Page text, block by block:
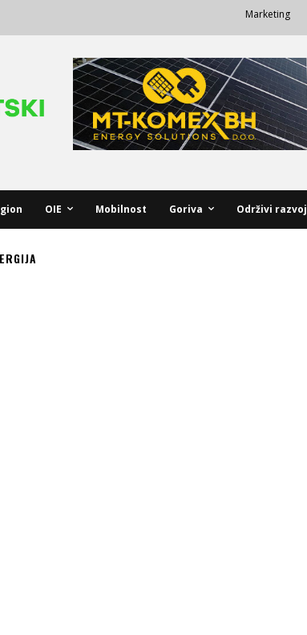
Marketing
OIE Mobilnost Goriva Održivi razvoj